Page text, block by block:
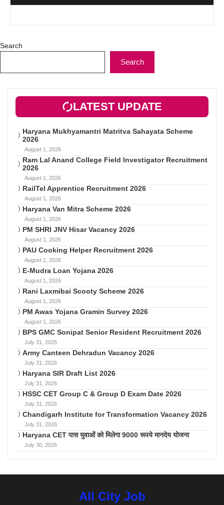
Search
Search
LATEST UPDATE
Haryana Mukhyamantri Matritva Sahayata Scheme
2026
August 1, 2026
Ram Lal Anand College Field Investigator Recruitment
2026
August 1, 2026
RailTel Apprentice Recruitment 2026
August 1, 2026
Haryana Van Mitra Scheme 2026
August 1, 2026
PM SHRI JNV Hisar Vacancy 2026
August 1, 2026
PAU Cooking Helper Recruitment 2026
August 1, 2026
E-Mudra Loan Yojana 2026
August 1, 2026
Rani Laxmibai Scooty Scheme 2026
August 1, 2026
PM Awas Yojana Gramin Survey 2026
August 1, 2026
BPS GMC Sonipat Senior Resident Recruitment 2026
July 31, 2026
Army Canteen Dehradun Vacancy 2026
July 31, 2026
Haryana SIR Draft List 2026
July 31, 2026
HSSC CET Group C & Group D Exam Date 2026
July 31, 2026
Chandigarh Institute for Transformation Vacancy 2026
July 31, 2026
Haryana CET पास युवाओं को मिलेगा 9000 रूपये मानदेय योजना
July 30, 2026
All City Job